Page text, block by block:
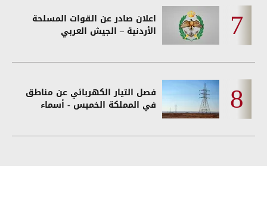
اعلان صادر عن القوات المسلحة
الأردنية – الجيش العربي
فصل التيار الكهربائي عن مناطق
في المملكة الخميس - أسماء